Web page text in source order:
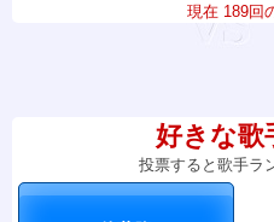
現在 189回
好きな歌
投票すると歌手ラ